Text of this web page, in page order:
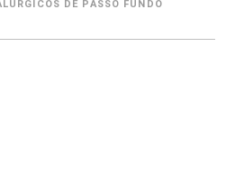
DE PASSO FUNDO